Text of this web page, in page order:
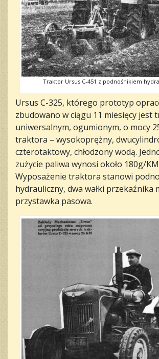
Traktor Ursus C-451 z podnośnikiem
Ursus C-325, którego prototyp
zbudowano w ciągu 11 miesięcy jest
uniwersalnym, ogumionym, o mocy
traktora – wysokoprężny,
czterotaktowy, chłodzony wodą.
zużycie paliwa wynosi około 180g/
Wyposażenie traktora stanowi
hydrauliczny, dwa wałki przekaźnika
przystawka pasowa.